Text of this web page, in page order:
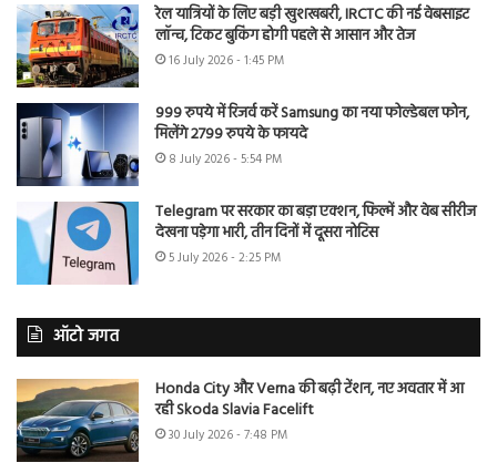
रेल यात्रियों के लिए बड़ी खुशखबरी, IRCTC की नई वेबसाइट
लॉन्च, टिकट बुकिंग होगी पहले से आसान और तेज
16 July 2026 - 1:45 PM
999 रुपये में रिजर्व करें Samsung का नया फोल्डेबल फोन,
मिलेंगे 2799 रुपये के फायदे
8 July 2026 - 5:54 PM
Telegram पर सरकार का बड़ा एक्शन, फिल्में और वेब सीरीज
देखना पड़ेगा भारी, तीन दिनों में दूसरा नोटिस
5 July 2026 - 2:25 PM
ऑटो जगत
Honda City और Verna की बढ़ी टेंशन, नए अवतार में आ
रही Skoda Slavia Facelift
30 July 2026 - 7:48 PM